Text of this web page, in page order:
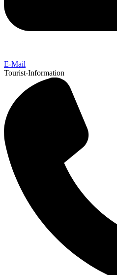
E-Mail
Tourist-Information